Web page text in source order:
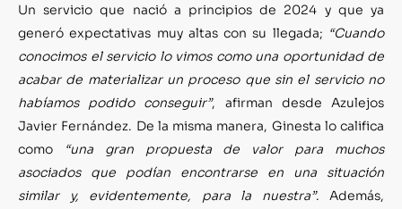
Un servicio que nació a principios de 2024 y que ya
generó expectativas muy altas con su llegada; “Cuando
conocimos el servicio lo vimos como una oportunidad de
acabar de materializar un proceso que sin el servicio no
habíamos podido conseguir”, afirman desde Azulejos
Javier Fernández. De la misma manera, Ginesta lo califica
como
“una gran propuesta de valor para muchos
asociados que podían encontrarse en una situación
similar y, evidentemente, para la nuestra”. Además,